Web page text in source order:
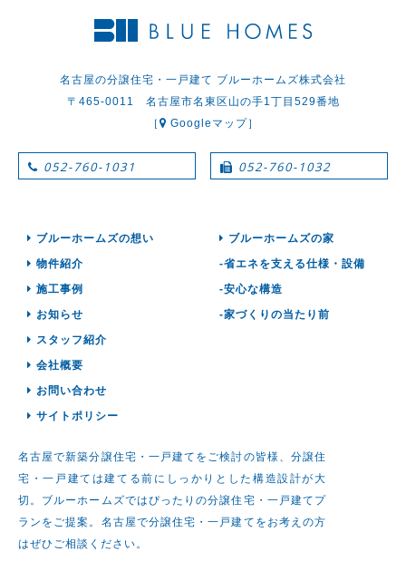
名古屋の分譲住宅・一戸建て ブルーホームズ株式会社
〒465-0011 名古屋市名東区山の手1丁目529番地
［
Googleマップ］
052-760-1031 052-760-1032
ブルーホームズの想い
物件紹介
施工事例
お知らせ
スタッフ紹介
ブルーホームズの家
-省エネを支える仕様・設備
-安心な構造
-家づくりの当たり前
会社概要
お問い合わせ
サイトポリシー
名古屋で新築分譲住宅・一戸建てをご検討の皆様、分譲住
宅・一戸建ては建てる前にしっかりとした構造設計が大
切。ブルーホームズではぴったりの分譲住宅・一戸建てプ
ランをご提案。名古屋で分譲住宅・一戸建てをお考えの方
はぜひご相談ください。